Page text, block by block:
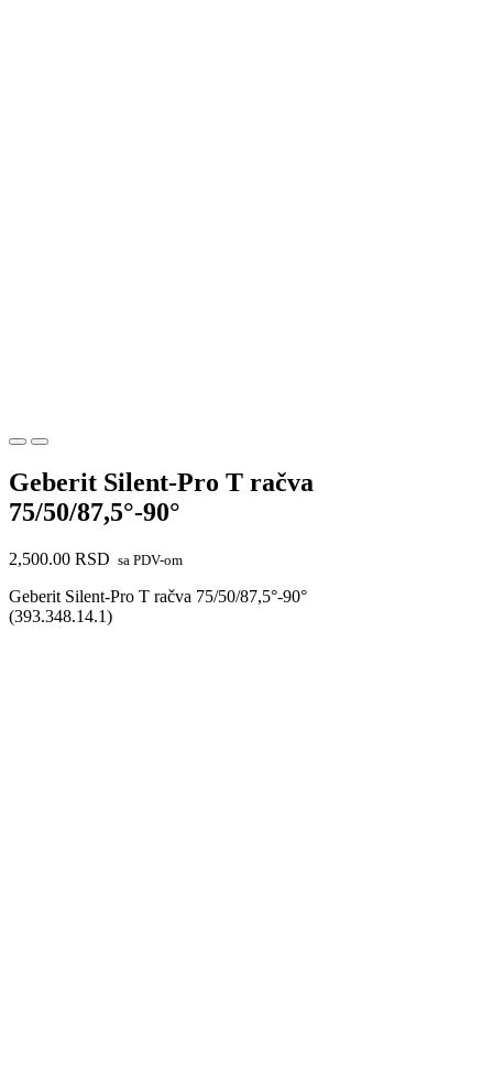
Geberit Silent-Pro T račva
75/50/87,5°-90°
2,500.00 RSD sa PDV-om
Geberit Silent-Pro T račva 75/50/87,5°-90°
(393.348.14.1)